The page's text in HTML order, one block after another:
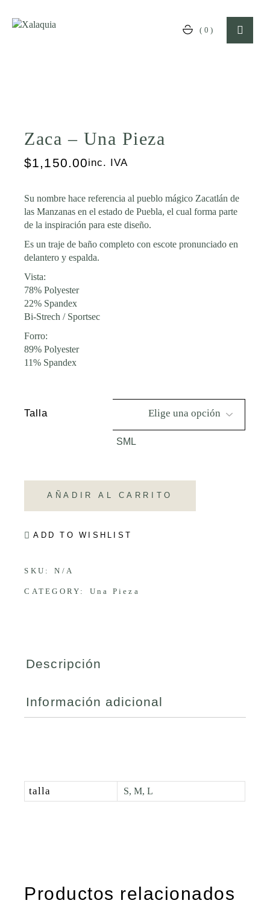
(0)
Zaca – Una Pieza
$1,150.00inc. IVA
Su nombre hace referencia al pueblo mágico Zacatlán de
las Manzanas en el estado de Puebla, el cual forma parte
de la inspiración para este diseño.
Es un traje de baño completo con escote pronunciado en
delantero y espalda.
Vista:
78% Polyester
22% Spandex
Bi-Strech / Sportsec
Forro:
89% Polyester
11% Spandex
Talla
SM L
AÑADIR AL CARRITO
ADD TO WISHLIST
SKU: N/A
CATEGORY: Una Pieza
Descripción
Información adicional
talla S, M, L
Productos relacionados